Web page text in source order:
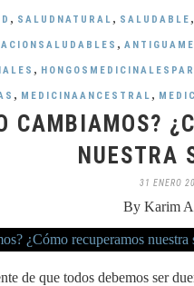
, SALUDNATURAL , SALUDABLE ,
,
,
, MEDICINAANCESTRAL ,
CAMBIAMOS?
NUESTRA
31 ENERO
By Karim
de que todos debemos ser